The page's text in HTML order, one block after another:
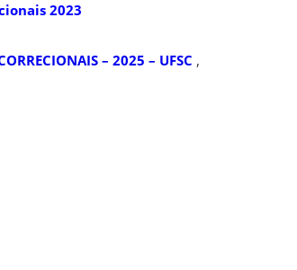
2023
– 2025 – UFSC ,